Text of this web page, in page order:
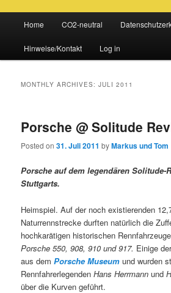
Skip
to
Skip
to
Home CO2-neutral
Hinweise/Kontakt Log in
MONTHLY ARCHIVES:JULI 2011
Porsche @ Solitude
Posted on31. Juli 2011 byMarkus und Tom
Porsche auf dem legendären Solitude-
Stuttgarts.
Heimspiel. Auf der noch existierenden
Naturrennstrecke durften natürlich die
hochkarätigen historischen
Porsche 550, 908, 910 und 917. Einige
aus demPorsche Museum und wurden
RennfahrerlegendenHans Herrmann und
über die Kurven geführt.